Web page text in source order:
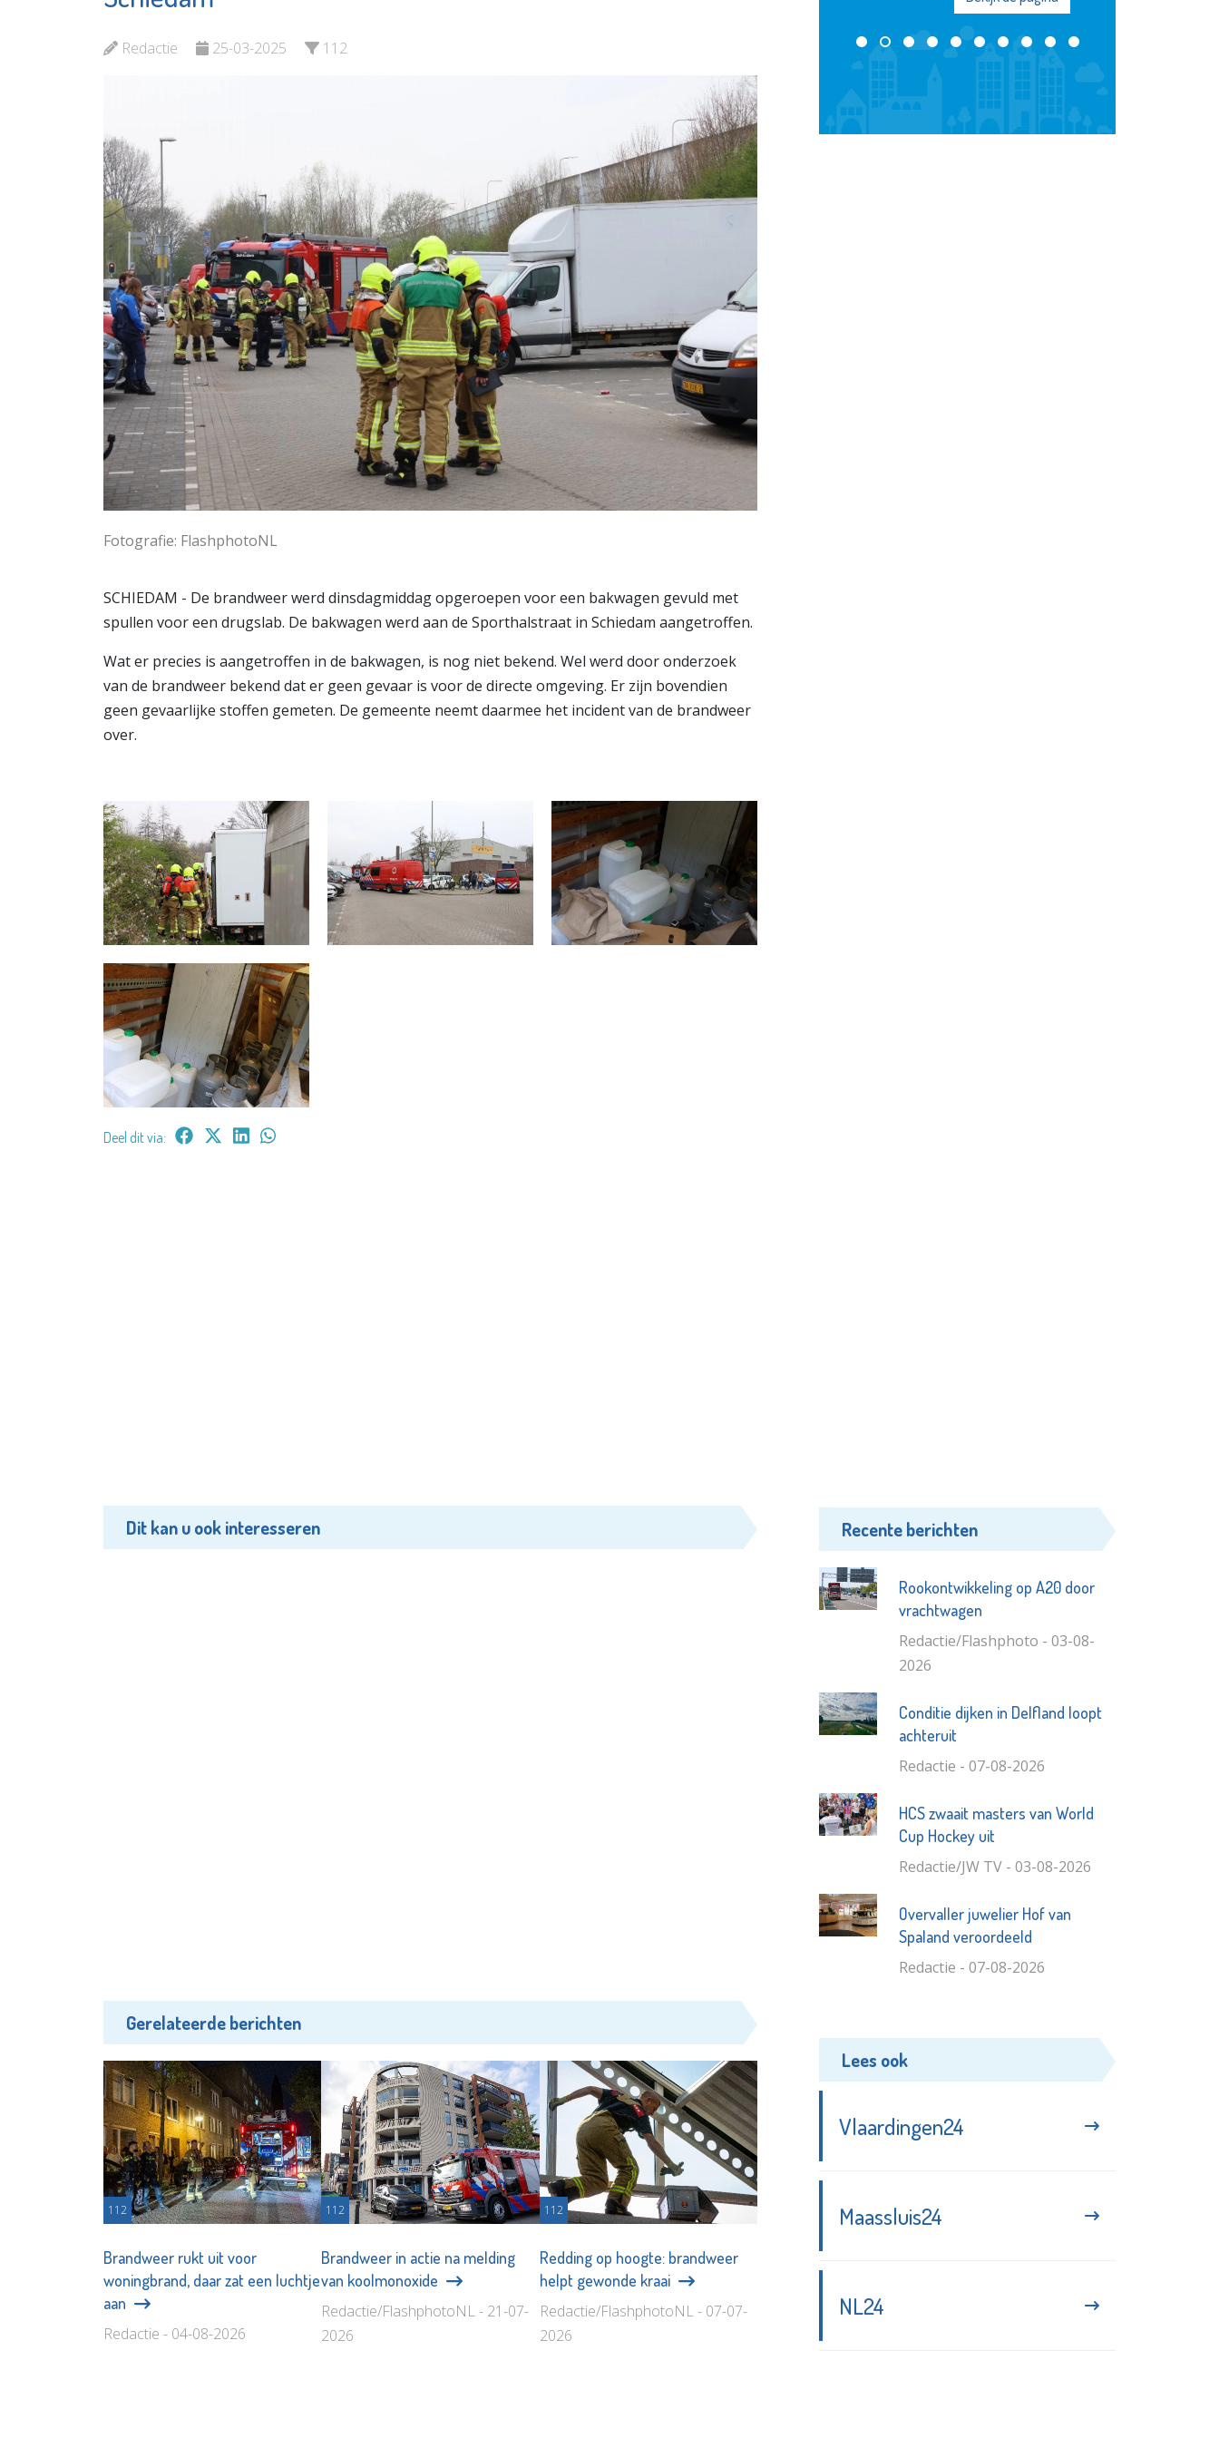
Redactie 25-03-2025 112
Fotografie: FlashphotoNL
SCHIEDAM - De brandweer werd dinsdagmiddag opgeroepen voor een bakwagen gevuld met
spullen voor een drugslab. De bakwagen werd aan de Sporthalstraat in Schiedam aangetroffen.
Wat er precies is aangetroffen in de bakwagen, is nog niet bekend. Wel werd door onderzoek
van de brandweer bekend dat er geen gevaar is voor de directe omgeving. Er zijn bovendien
geen gevaarlijke stoffen gemeten. De gemeente neemt daarmee het incident van de brandweer
over.
Deel dit via:
Dit kan u ook interesseren
Gerelateerde berichten
112
Brandweer rukt uit voor
woningbrand, daar zat een luchtje
aan
Redactie - 04-08-2026
112
Brandweer in actie na melding
van koolmonoxide
Redactie/FlashphotoNL - 21-07-
2026
112
Redding op hoogte: brandweer
helpt gewonde kraai
Redactie/FlashphotoNL - 07-07-
2026
Bekijk de pagina
Recente berichten
Rookontwikkeling op A20 door
vrachtwagen
Redactie/Flashphoto - 03-08-
2026
Conditie dijken in Delfland loopt
achteruit
Redactie - 07-08-2026
HCS zwaait masters van World
Cup Hockey uit
Redactie/JW TV - 03-08-2026
Overvaller juwelier Hof van
Spaland veroordeeld
Redactie - 07-08-2026
Lees ook
Vlaardingen24
Maassluis24
NL24